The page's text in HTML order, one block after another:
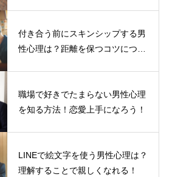
付き合う前にスキンシップする男
性心理は？距離を保つコツについ
職場で好きでたまらない男性心理
を知る方法！恋愛上手になろう！
LINEで絵文字を使う男性心理は？
理解することで親しくなれる！